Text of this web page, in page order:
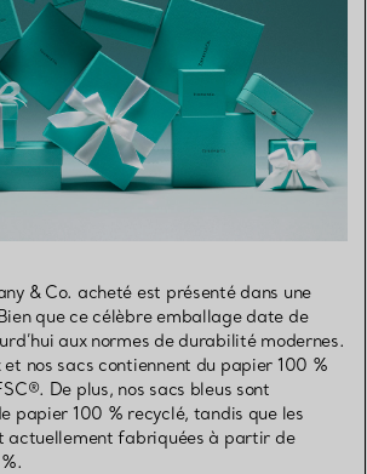
& Co. acheté est présenté dans une
que ce célèbre emballage date de
aux normes de durabilité modernes.
et nos sacs contiennent du papier 100 %
De plus, nos sacs bleus sont
papier 100 % recyclé, tandis que les
actuellement fabriquées à partir de